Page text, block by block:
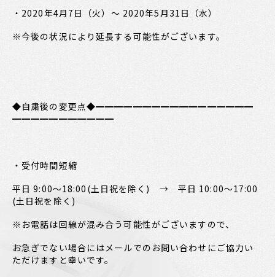
・2020年4月7日（火）～ 2020年5月31日（水）
※今後の状況により延長する可能性がございます。
◆自粛後の変更点◆━━━━━━━━━━━━━━━━━
━━━━━━━━━━━
・受付時間短縮
平日 9:00～18:00(土日祝を除く) → 平日 10:00～17:00
(土日祝を除く)
※お電話は回線が混み合う可能性がございますので、
お急ぎでない場合にはメールでのお問い合わせにご協力い
ただけますと幸いです。